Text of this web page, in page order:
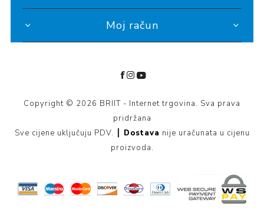
Moj račun
Copyright © 2026 BRIIT - Internet trgovina. Sva prava
pridržana
Sve cijene uključuju PDV. ┃ Dostava nije uračunata u cijenu
proizvoda.